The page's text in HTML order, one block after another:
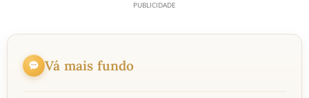
Vá mais fundo